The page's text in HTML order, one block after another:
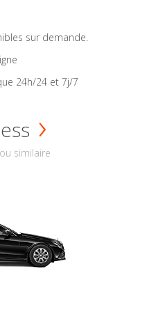
sur demande.
24h/24 et 7j/7
similaire